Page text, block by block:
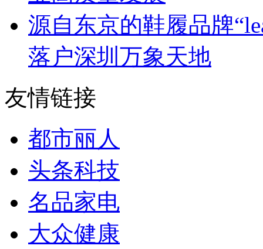
源自东京的鞋履品牌
落户深圳万象天地
友情链接
都市丽人
头条科技
名品家电
大众健康